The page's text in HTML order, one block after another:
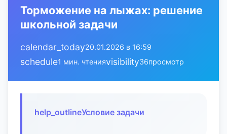
Торможение на лыжах: решение
школьной задачи
calendar_today20.01.2026 в 16:59
schedule1 мин. чтенияvisibility36просмотр
help_outlineУсловие задачи